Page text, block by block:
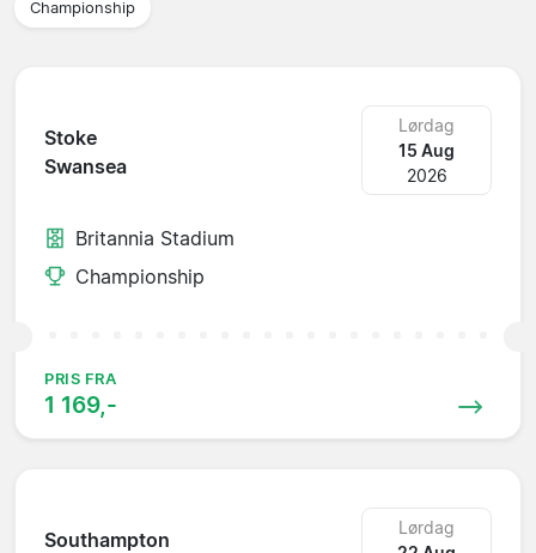
Championship
Stoke
Swansea
Lørdag
15 Aug
2026
Britannia Stadium
Championship
PRIS FRA
1 169,-
Southampton
Lørdag